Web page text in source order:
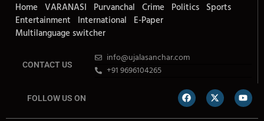
Home VARANASI Purvanchal Crime Politics Sports
Entertainment International E-Paper
Multilanguage switcher
CONTACT US
info@ujalasanchar.com
+91 9696104265
FOLLOW US ON